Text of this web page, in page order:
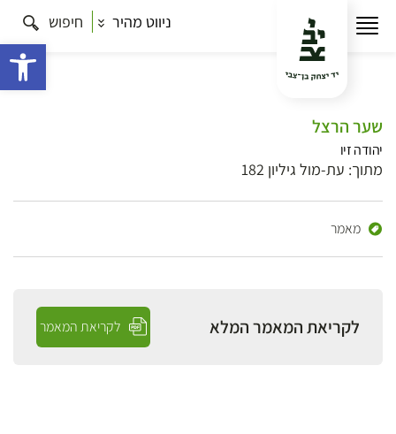
ניווט מהיר חיפוש
שער הרצל
יהודה זיו
מתוך: עת-מול גיליון 182
מאמר
לקריאת המאמר המלא לקריאת המאמר